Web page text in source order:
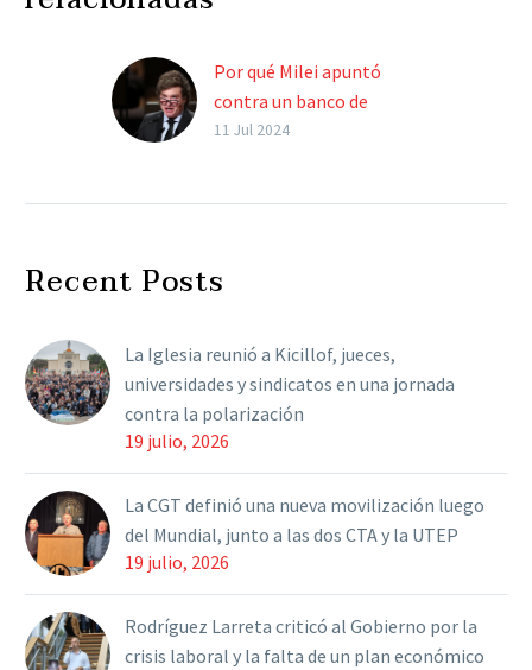
Por qué Milei apuntó
contra un banco de
“intento golpista”
170 aniversario…
11 Jul 2024
Recent Posts
La Iglesia reunió a Kicillof, jueces,
universidades y sindicatos en una jornada
contra la polarización
19 julio, 2026
La CGT definió una nueva movilización luego
del Mundial, junto a las dos CTA y la UTEP
19 julio, 2026
Rodríguez Larreta criticó al Gobierno por la
crisis laboral y la falta de un plan económico